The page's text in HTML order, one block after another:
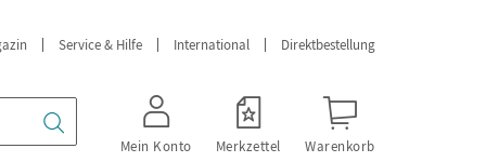
Service & Hilfe International Direktbestellung
Mein Konto Merkzettel Warenkorb